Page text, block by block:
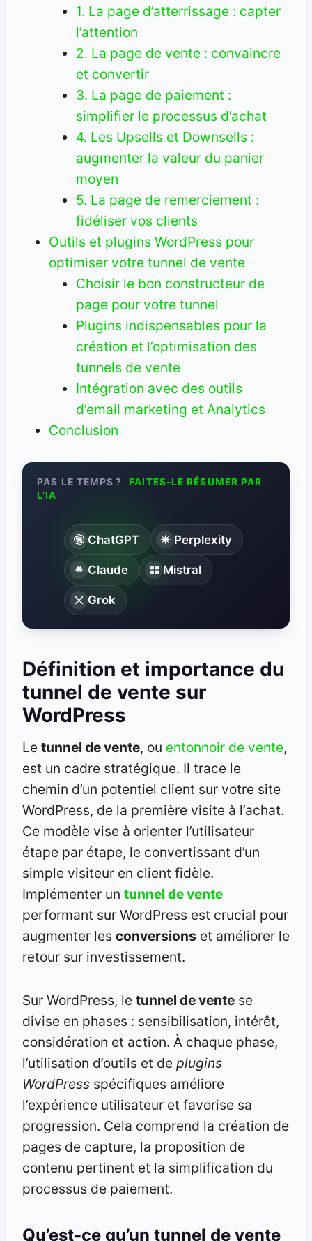
1. La page d’atterrissage : capter
l’attention
2. La page de vente : convaincre
et convertir
3. La page de paiement :
simplifier le processus d’achat
4. Les Upsells et Downsells :
augmenter la valeur du panier
moyen
5. La page de remerciement :
fidéliser vos clients
Outils et plugins WordPress pour
optimiser votre tunnel de vente
Choisir le bon constructeur de
page pour votre tunnel
Plugins indispensables pour la
création et l’optimisation des
tunnels de vente
Intégration avec des outils
d’email marketing et Analytics
Conclusion
PAS LE TEMPS ?
FAITES-LE RÉSUMER PAR
L’IA
ChatGPT Perplexity
Claude Mistral
Grok
Définition et importance du
tunnel de vente sur
WordPress
Le tunnel de vente, ou entonnoir de vente,
est un cadre stratégique. Il trace le
chemin d’un potentiel client sur votre site
WordPress, de la première visite à l’achat.
Ce modèle vise à orienter l’utilisateur
étape par étape, le convertissant d’un
simple visiteur en client fidèle.
Implémenter un tunnel de vente
performant sur WordPress est crucial pour
augmenter les conversions et améliorer le
retour sur investissement.
Sur WordPress, le tunnel de vente se
divise en phases : sensibilisation, intérêt,
considération et action. À chaque phase,
l’utilisation d’outils et de plugins
WordPress spécifiques améliore
l’expérience utilisateur et favorise sa
progression. Cela comprend la création de
pages de capture, la proposition de
contenu pertinent et la simplification du
processus de paiement.
Qu’est-ce qu’un tunnel de vente